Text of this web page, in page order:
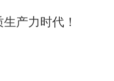
产力时代！